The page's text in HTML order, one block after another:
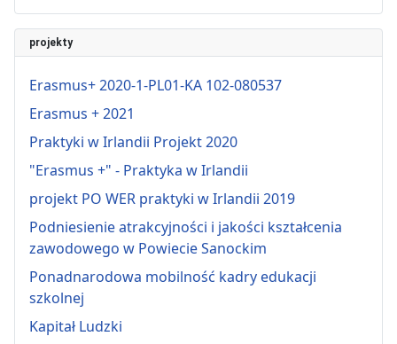
projekty
Erasmus+ 2020-1-PL01-KA 102-080537
Erasmus + 2021
Praktyki w Irlandii Projekt 2020
"Erasmus +" - Praktyka w Irlandii
projekt PO WER praktyki w Irlandii 2019
Podniesienie atrakcyjności i jakości kształcenia
zawodowego w Powiecie Sanockim
Ponadnarodowa mobilność kadry edukacji
szkolnej
Kapitał Ludzki